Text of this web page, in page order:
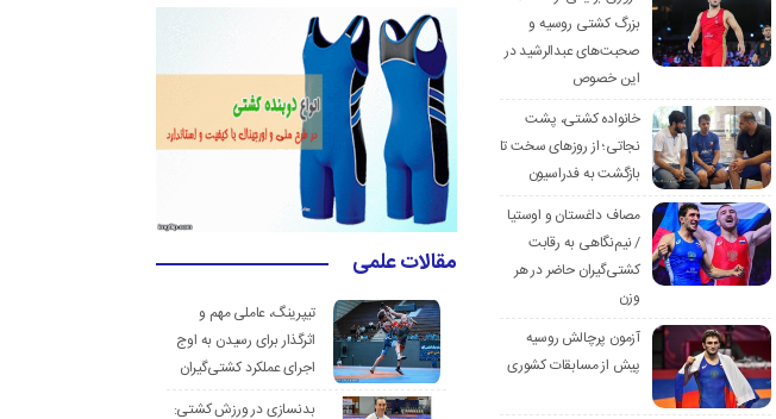
بزرگ کشتی روسیه و
صحبت‌های عبدالرشید در
این خصوص
خانواده کشتی، پشت
نجاتی؛ از روزهای سخت تا
بازگشت به فدراسیون
مصاف داغستان و اوستیا
/ نیم‌نگاهی به رقابت
کشتی‌گیران حاضر در هر
وزن
آزمون پرچالش روسیه
پیش از مسابقات کشوری
مقالات علمی
تیپرینگ، عاملی مهم و
اثرگذار برای رسیدن به اوج
اجرای عملکرد کشتی‌گیران
بدنسازی در ورزش کشتی: